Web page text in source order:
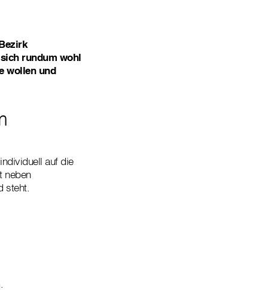
rundum wohl
wollen und
auf die
neben
steht.